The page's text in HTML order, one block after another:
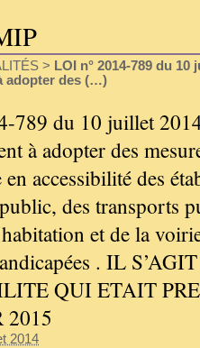
> LOI n° 2014-789 du
adopter des (…)
789 du 10 juillet
à adopter des
accessibilité des
des transports
et de la
. IL
QUI ETAIT
2015
2014